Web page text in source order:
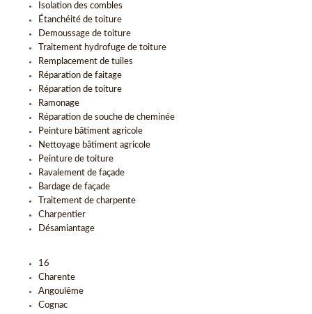
Isolation des combles
Étanchéité de toiture
Demoussage de toiture
Traitement hydrofuge de toiture
Remplacement de tuiles
Réparation de faitage
Réparation de toiture
Ramonage
Réparation de souche de cheminée
Peinture bâtiment agricole
Nettoyage bâtiment agricole
Peinture de toiture
Ravalement de façade
Bardage de façade
Traitement de charpente
Charpentier
Désamiantage
16
Charente
Angoulême
Cognac